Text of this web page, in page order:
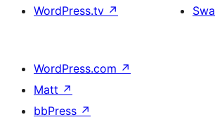
WordPress.tv ↗
WordPress.com ↗
Matt ↗
bbPress ↗